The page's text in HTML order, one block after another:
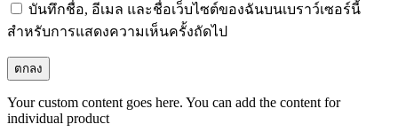
บันทึกชื่อ, อีเมล และชื่อเว็บไซต์ของฉันบนเบราว์เซอร์นี้
สำหรับการแสดงความเห็นครั้งถัดไป
Your custom content goes here. You can add the content for
individual product